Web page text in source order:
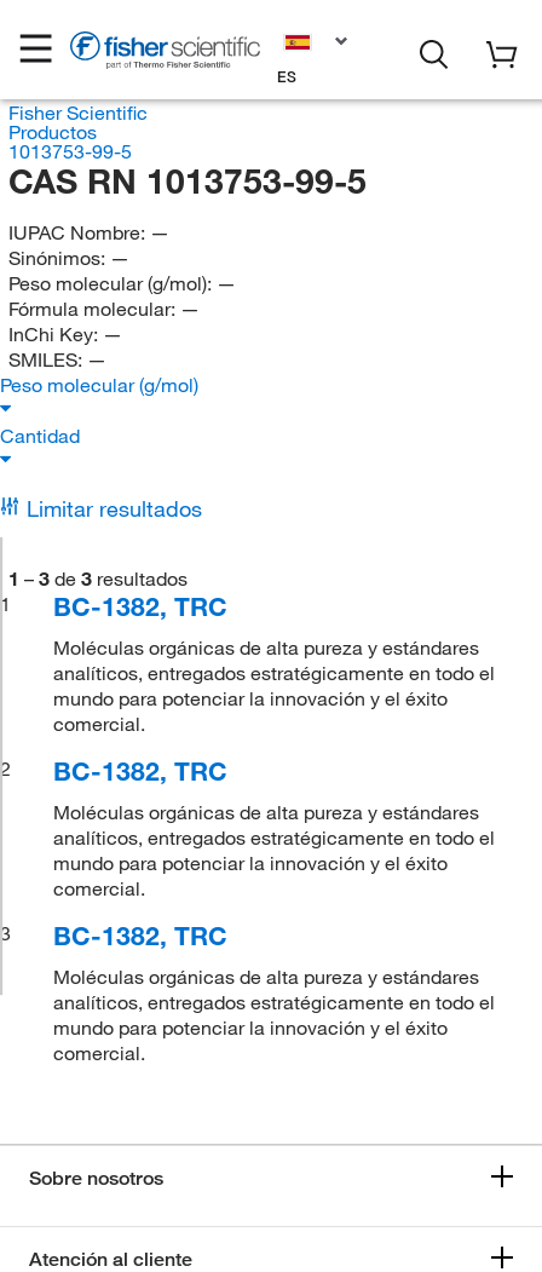
ES
Fisher Scientific
Productos
1013753-99-5
CAS RN 1013753-99-5
IUPAC Nombre: —
Sinónimos: —
Peso molecular (g/mol): —
Fórmula molecular: —
InChi Key: —
SMILES: —
Peso molecular (g/mol)
Cantidad
Limitar resultados
1 – 3 de 3 resultados
1
BC-1382, TRC
Moléculas orgánicas de alta pureza y estándares
analíticos, entregados estratégicamente en todo el
mundo para potenciar la innovación y el éxito
comercial.
2
BC-1382, TRC
Moléculas orgánicas de alta pureza y estándares
analíticos, entregados estratégicamente en todo el
mundo para potenciar la innovación y el éxito
comercial.
3
BC-1382, TRC
Moléculas orgánicas de alta pureza y estándares
analíticos, entregados estratégicamente en todo el
mundo para potenciar la innovación y el éxito
comercial.
Sobre nosotros
Atención al cliente